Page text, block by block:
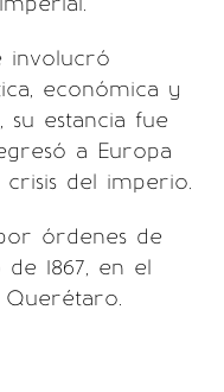
involucró
económica y
su estancia fue
a Europa
del imperio.
órdenes de
1867, en el